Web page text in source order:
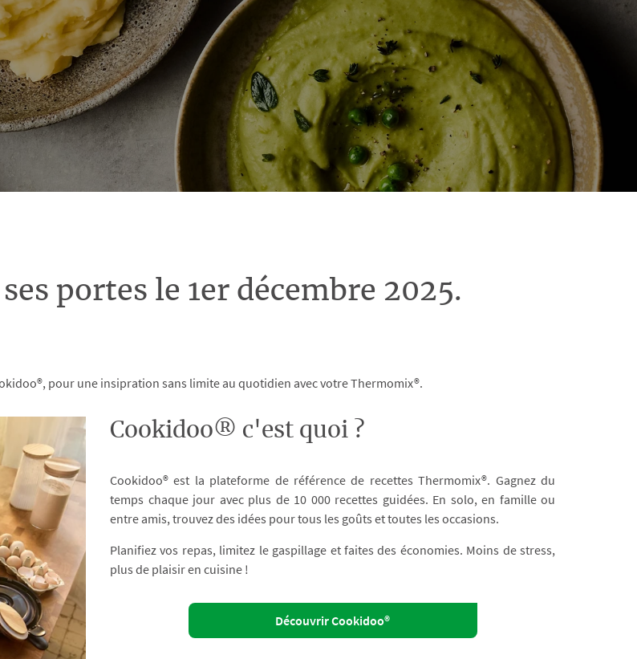
portes le 1er décembre 2025.
pour une insipration sans limite au quotidien avec votre Thermomix®.
Cookidoo® c'est quoi ?
Cookidoo® est la plateforme de référence de recettes Thermomix®. Gagnez du
temps chaque jour avec plus de 10 000 recettes guidées. En solo, en famille ou
entre amis, trouvez des idées pour tous les goûts et toutes les occasions.
Planifiez vos repas, limitez le gaspillage et faites des économies. Moins de stress,
plus de plaisir en cuisine !
Découvrir Cookidoo®